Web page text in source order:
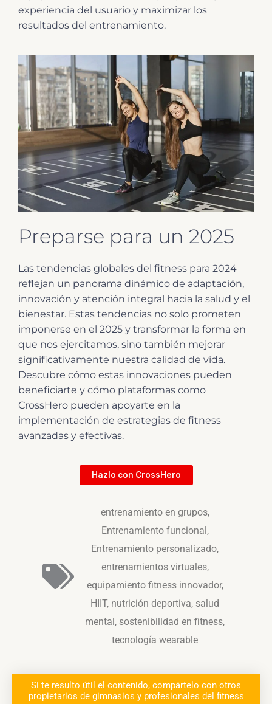
experiencia del usuario y maximizar los
resultados del entrenamiento.
Preparse para un 2025
Las tendencias globales del fitness para 2024
reflejan un panorama dinámico de adaptación,
innovación y atención integral hacia la salud y el
bienestar. Estas tendencias no solo prometen
imponerse en el 2025 y transformar la forma en
que nos ejercitamos, sino también mejorar
significativamente nuestra calidad de vida.
Descubre cómo estas innovaciones pueden
beneficiarte y cómo plataformas como
CrossHero pueden apoyarte en la
implementación de estrategias de fitness
avanzadas y efectivas.
Hazlo con CrossHero
entrenamiento en grupos,
Entrenamiento funcional ,
Entrenamiento personalizado,
entrenamientos virtuales,
equipamiento fitness innovador,
HIIT, nutrición deportiva, salud
mental , sostenibilidad en fitness,
tecnología wearable
Si te resulto útil el contenido, compártelo con otros
propietarios de gimnasios y profesionales del fitness